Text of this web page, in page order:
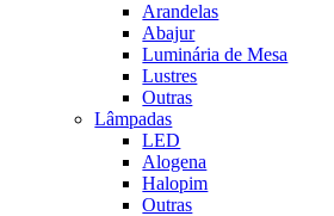
Arandelas
Abajur
Luminária de Mesa
Lustres
Outras
Lâmpadas
LED
Alogena
Halopim
Outras